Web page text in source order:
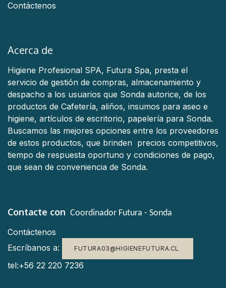
Contáctenos
Acerca de
Higiene Profesional SPA, Futura Spa, presta el
servicio de gestión de compras, almacenamiento y
despacho a los usuarios que Sonda autorice, de los
productos de Cafetería, aliños, insumos para aseo e
higiene, artículos de escritorio, papelería para Sonda.
Buscamos las mejores opciones entre los proveedores
de estos productos, que brinden precios competitivos,
tiempo de respuesta oportuno y condiciones de pago,
que sean de conveniencia de Sonda.
Contacte con Coordinador Futura - Sonda
Contáctenos
Escríbanos a:
FUTURA03@HIGIENEFUTURA.CL
tel:+56 22 220 7236